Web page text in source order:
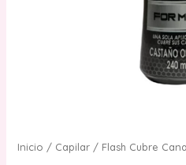
Inicio / Capilar/ Flash Cubre